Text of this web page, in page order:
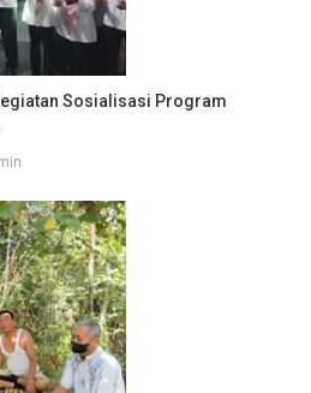
Sosialisasi Program